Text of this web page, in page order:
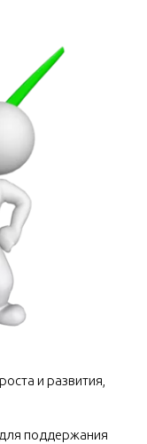
и развития,
поддержания